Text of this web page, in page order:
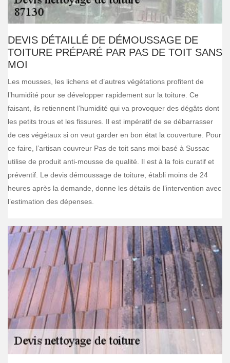
DEVIS DÉTAILLÉ DE DÉMOUSSAGE DE
TOITURE PRÉPARÉ PAR PAS DE TOIT SANS
MOI
Les mousses, les lichens et d’autres végétations profitent de
l’humidité pour se développer rapidement sur la toiture. Ce
faisant, ils retiennent l’humidité qui va provoquer des dégâts dont
les petits trous et les fissures. Il est impératif de se débarrasser
de ces végétaux si on veut garder en bon état la couverture. Pour
ce faire, l’artisan couvreur Pas de toit sans moi basé à Sussac
utilise de produit anti-mousse de qualité. Il est à la fois curatif et
préventif. Le devis démoussage de toiture, établi moins de 24
heures après la demande, donne les détails de l’intervention avec
l’estimation des dépenses.